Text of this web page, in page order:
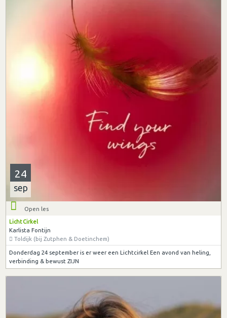
24
sep
Open les
Licht Cirkel
Karlista Fontijn
Toldijk (bij Zutphen & Doetinchem)
Donderdag 24 september is er weer een Lichtcirkel Een avond van heling,
verbinding & bewust ZIJN